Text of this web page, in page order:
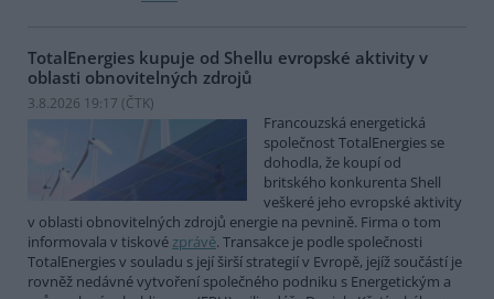
TotalEnergies kupuje od Shellu evropské aktivity v
oblasti obnovitelných zdrojů
3.8.2026 19:17 (ČTK)
Francouzská energetická
společnost TotalEnergies se
dohodla, že koupí od
britského konkurenta Shell
veškeré jeho evropské aktivity
v oblasti obnovitelných zdrojů energie na pevnině. Firma o tom
informovala v tiskovézprávě. Transakce je podle společnosti
TotalEnergies v souladu s její širší strategií v Evropě, jejíž součástí je
rovněž nedávné vytvoření společného podniku s Energetickým a